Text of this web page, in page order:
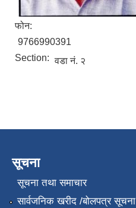
फोन:
9766990391
Section: वडा नं. २
सूचना
सूचना तथा समाचार
सार्वजनिक खरीद /बोलपत्र सूचना